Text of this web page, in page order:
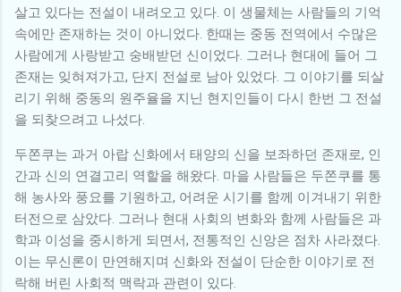
살고 있다는 전설이 내려오고 있다. 이 생물체는 사람들의 기억
속에만 존재하는 것이 아니었다. 한때는 중동 전역에서 수많은
사람에게 사랑받고 숭배받던 신이었다. 그러나 현대에 들어 그
존재는 잊혀져가고, 단지 전설로 남아 있었다. 그 이야기를 되살
리기 위해 중동의 원주율을 지닌 현지인들이 다시 한번 그 전설
을 되찾으려고 나섰다.
두쫀쿠는 과거 아랍 신화에서 태양의 신을 보좌하던 존재로, 인
간과 신의 연결고리 역할을 해왔다. 마을 사람들은 두쫀쿠를 통
해 농사와 풍요를 기원하고, 어려운 시기를 함께 이겨내기 위한
터전으로 삼았다. 그러나 현대 사회의 변화와 함께 사람들은 과
학과 이성을 중시하게 되면서, 전통적인 신앙은 점차 사라졌다.
이는 무신론이 만연해지며 신화와 전설이 단순한 이야기로 전
락해 버린 사회적 맥락과 관련이 있다.